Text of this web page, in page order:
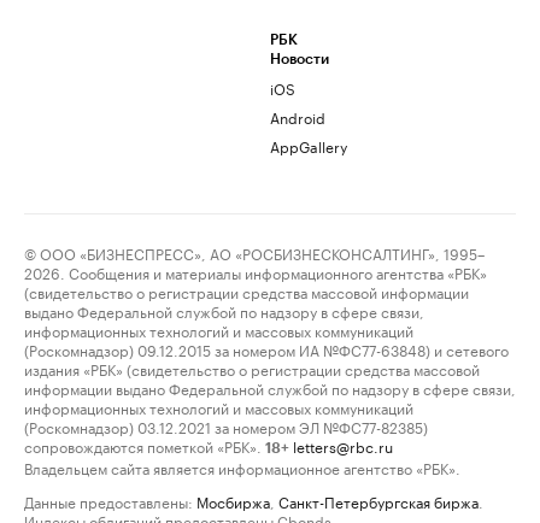
РБК
Новости
iOS
Android
AppGallery
© ООО «БИЗНЕСПРЕСС», АО «РОСБИЗНЕСКОНСАЛТИНГ», 1995–
2026. Сообщения и материалы информационного агентства «РБК»
(свидетельство о регистрации средства массовой информации
выдано Федеральной службой по надзору в сфере связи,
информационных технологий и массовых коммуникаций
(Роскомнадзор) 09.12.2015 за номером ИА №ФС77-63848) и сетевого
издания «РБК» (свидетельство о регистрации средства массовой
информации выдано Федеральной службой по надзору в сфере связи,
информационных технологий и массовых коммуникаций
(Роскомнадзор) 03.12.2021 за номером ЭЛ №ФС77-82385)
сопровождаются пометкой «РБК».
18+ letters@rbc.ru
Владельцем сайта является информационное агентство «РБК».
Данные предоставлены: Мосбиржа Санкт-Петербургская биржа